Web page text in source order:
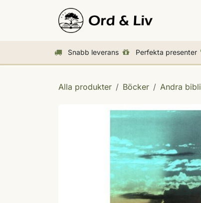
Snabb leverans Perfekta presenter
Alla produkter Böcker Andra